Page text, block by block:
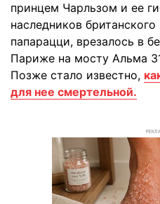
принцем Чарльзом и ее
наследников
папарацци, врезалось в
Париже на мосту Альма
Позже стало известно,
для нее смертельной.